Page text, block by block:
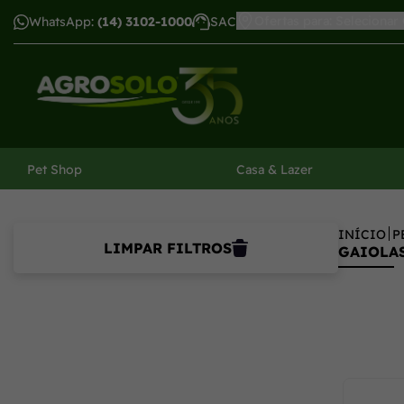
WhatsApp: (14) 3102-1000 SAC
Pet Shop Casa & Lazer
menu
LIMPAR FILTROS
INÍCIO